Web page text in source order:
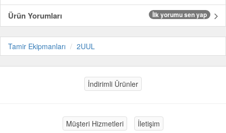
Ürün Yorumları
İlk yorumu sen yap
Tamir Ekipmanları 2UUL
İndirimli Ürünler
Müşteri Hizmetleri İletişim